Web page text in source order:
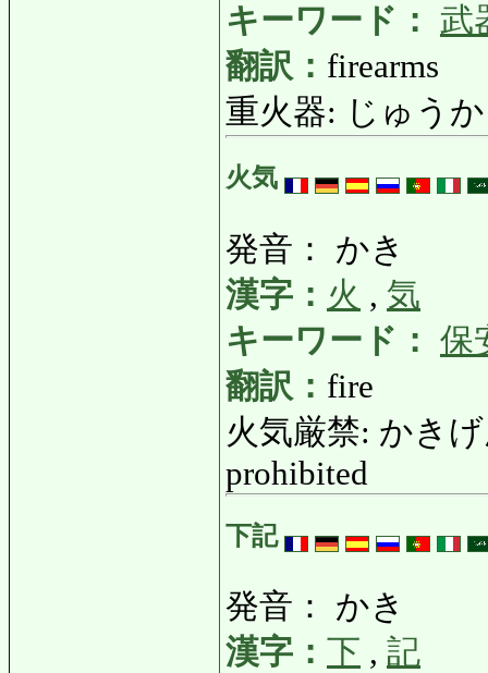
キーワード：
武
翻訳： firearms
重火器: じゅう
火気
発音： かき
漢字： 火 , 気
キーワード： 保
翻訳： fire
火気厳禁: かき
prohibited
下記
発音： かき
漢字： 下 , 記